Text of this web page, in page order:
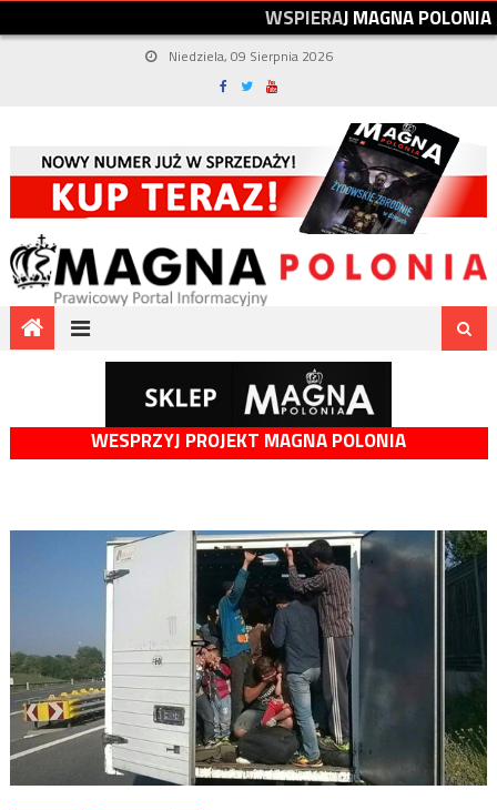
WSPIERAJMAGNAPOLONIA
Niedziela, 09 Sierpnia 2026
WESPRZYJ PROJEKT MAGNA POLONIA